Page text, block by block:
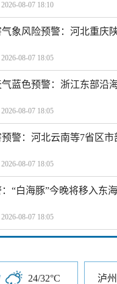
08-07 18:10
象风险预警：河北重庆
08-07 18:05
蓝色预警：浙江东部沿
08-07 18:05
警：河北云南等7省区
08-07 18:05
“白海豚”今晚将移入东
08-07 18:05
24/32°C 泸州